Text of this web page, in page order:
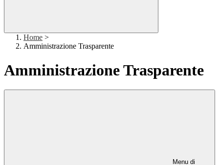
Home >
Amministrazione Trasparente
Amministrazione Trasparente
Menu di